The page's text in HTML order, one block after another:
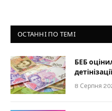
ОСТАННІ ПО ТЕМІ
БЕБ
8 Серпня